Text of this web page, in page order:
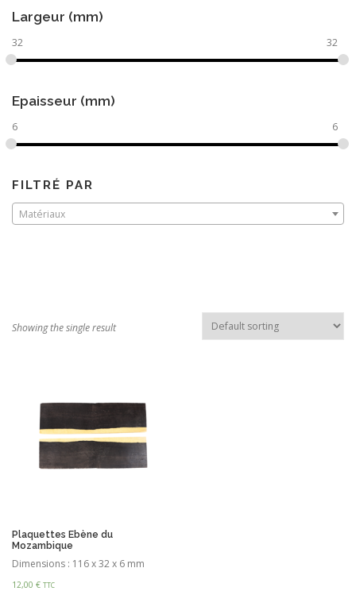
Largeur (mm)
32 32
Epaisseur (mm)
6 6
FILTRÉ PAR
Matériaux
Showing the single result
Plaquettes Ebène du
Mozambique
Dimensions : 116 x 32 x 6 mm
12,00 € TTC